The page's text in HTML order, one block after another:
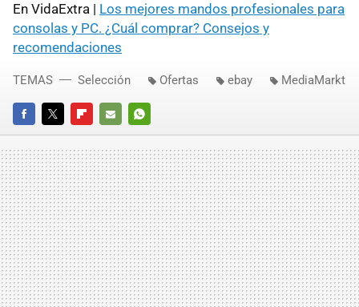
En VidaExtra | Los mejores mandos profesionales para
consolas y PC. ¿Cuál comprar? Consejos y
recomendaciones
FACEBOOKTWITTERFLIPBOARD
E-
MAIL
WHATSAPP
TEMAS Selección Ofertas ebay MediaMarkt